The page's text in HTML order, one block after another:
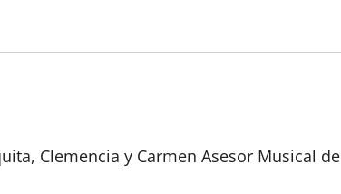
Clemencia y Carmen Asesor Musical de